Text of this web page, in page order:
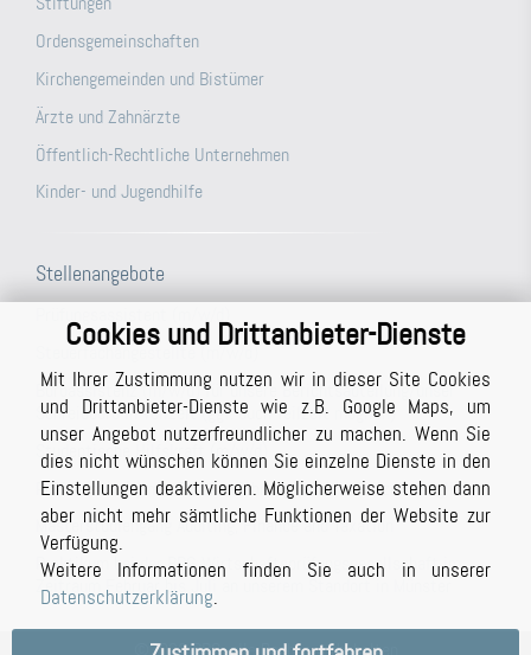
Cookies und Drittanbieter-Dienste
Mit Ihrer Zustimmung nutzen wir in dieser Site Cookies
und Drittanbieter-Dienste wie z.B. Google Maps, um
unser Angebot nutzerfreundlicher zu machen. Wenn Sie
dies nicht wünschen können Sie einzelne Dienste in den
Einstellungen deaktivieren. Möglicherweise stehen dann
aber nicht mehr sämtliche Funktionen der Website zur
Verfügung.
Weitere Informationen finden Sie auch in unserer
Datenschutzerklärung.
Ordensgemeinschaften
Kirchengemeinden und Bistümer
Ärzte und Zahnärzte
Öffentlich-Rechtliche Unternehmen
Kinder- und Jugendhilfe
Stellenangebote
Steuerfachangestellte (m/w/d)
Büroassistenz (m/w/d) für unsere Berichtsabteilung/unser
Schreibbüro in Vollzeit (ggf. auch Teilzeit möglich)
Studentische Hilfskraft (m/w/d)
Prüfer (m/w/d) mit Berufserfahrung (auch in Teilzeit möglich)
Masterstudiengang Auditing, Finance and Taxation
Praktikum bei der BPG Wirtschaftsprüfungsgesellschaft im
Zeitraum Februar bis Juli an unserem Standort in Münster
2023 BPG, alle Rechte vorbehalten